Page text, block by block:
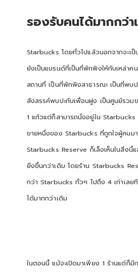
รองรับคนได้มากกว่า
Starbucks โดยทั่วไปแล้วนอกจากจะเ
ยังเป็นแบรนด์ที่เป็นที่พักพิงให้กับเหล่าค
สถานที่ เป็นที่พักพิงสาธารณะ เป็นที่พบ
สังสรรค์พบปะกับเพื่อนฝูง เป็นศูนย์รวม
1 แก้วแต่ก็สามารถนั่งอยู่ใน
ขายหนึ่งของ Starbucks ที่ถูกใจผู้คนม
Starbucks Reserve ก็เล็งเห็นในสิ่งนี้
ยิ่งขึ้นกว่าเดิม โดยร้าน Starbucks
กว่า Starbucks ทั่วๆ ไปถึง 4 เท่าเลย
ได้มากกว่าเดิม
ในตอนนี้ แม้จะเปิดมาเพียง 1 ร้านแต่ก็มี